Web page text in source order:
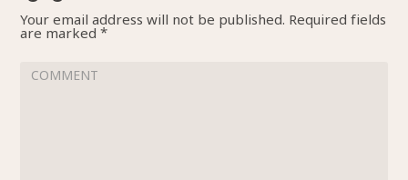
Your email address will not be published. Required fields
are marked *